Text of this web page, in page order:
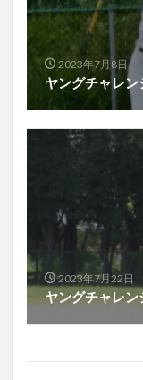
2023年7月8日
ヤングチャレン
2023年7月22日
ヤングチャレン